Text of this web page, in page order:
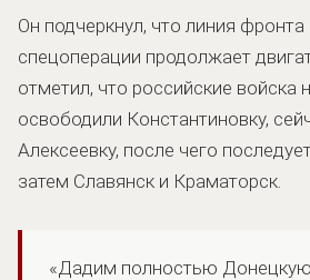
Он подчеркнул, что линия фронта
спецоперации продолжает
отметил, что российские войска
освободили Константиновку,
Алексеевку, после чего
затем Славянск и Краматорск.
«Дадим полностью